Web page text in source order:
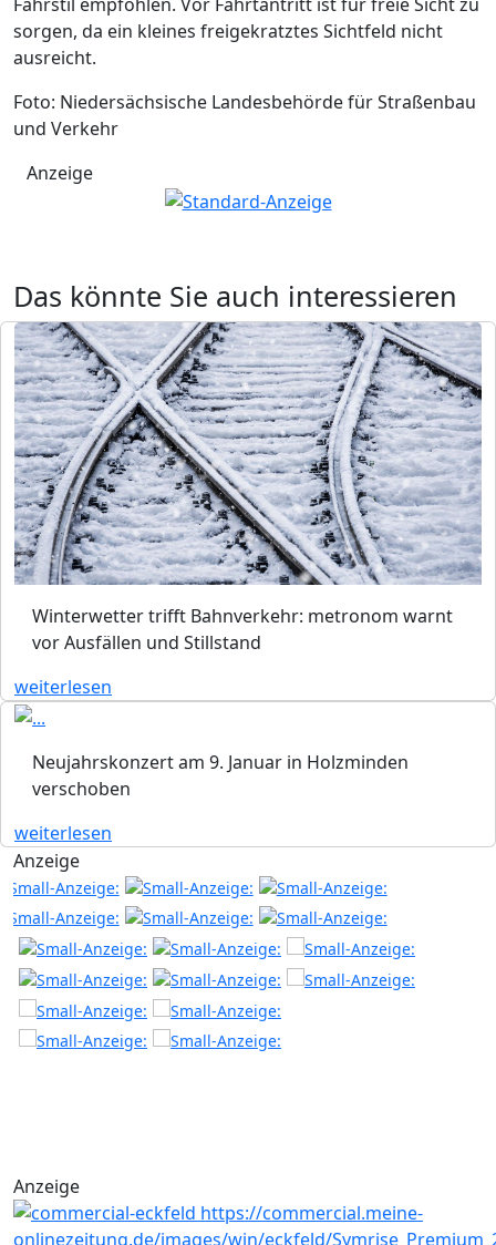
sorgen, da ein kleines freigekratztes Sichtfeld nicht
ausreicht.
Foto: Niedersächsische Landesbehörde für Straßenbau
und Verkehr
Anzeige
Das könnte Sie auch interessieren
Winterwetter trifft Bahnverkehr: metronom warnt
vor Ausfällen und Stillstand
weiterlesen
Neujahrskonzert am 9. Januar in Holzminden
verschoben
weiterlesen
Anzeige
Anzeige